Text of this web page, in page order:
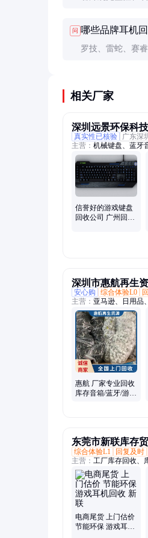
级报告。
问 哪些品牌耳机
罗技、雷蛇、赛
相关厂家
深圳远景环保科
真实性已核验
广东深圳
主营： 机械键盘、蓝牙
板回收、ic芯片回收、
盒回收、回收移动电
池、平板电路板、手
板、小米充电宝、微
信誉好的游戏键盘
回收公司 广州回收
深圳市惠航再生
安心购
综合体验L0
主营： 亚马逊、日用品
房、草坪灯、化妆品、
猫咪窝、充电器、豆
机、快递件、残次品、
惠航 厂家专业回收
库存音箱/蓝牙/游戏
东莞市新联库存
综合体验L1
回复及时
主营： 工厂库存回收、
收、库存回收、百货
收、数码产品库存回
电商尾货 上门估价
节能环保 游戏耳机